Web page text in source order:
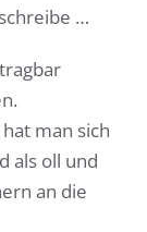
…
man sich
als oll und
an die